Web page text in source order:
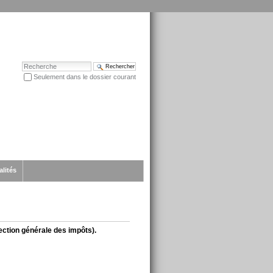
Chercher par
Seulement dans le dossier courant
générale des impôts).